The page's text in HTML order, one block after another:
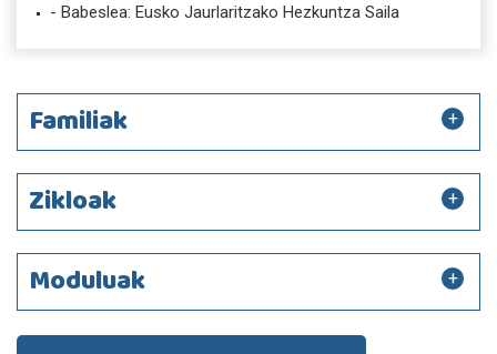
- Babeslea: Eusko Jaurlaritzako Hezkuntza Saila
Familiak
Zikloak
Moduluak